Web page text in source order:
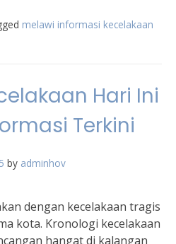
melawi informasi kecelakaan
Hari Ini
Terkini
by adminhov
dengan kecelakaan tragis
kota. Kronologi kecelakaan
hangat di kalangan